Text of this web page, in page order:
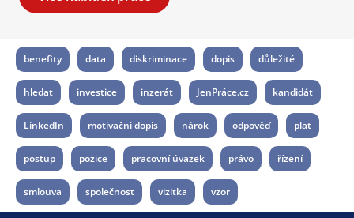
benefity data diskriminace dopis důležité
hledat investice inzerát JenPráce.cz kandidát
LinkedIn motivační dopis nárok odpověď plat
postup pozice pracovní úvazek právo řízení
smlouva společnost vizitka vzor